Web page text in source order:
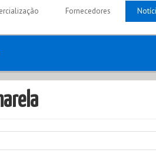
Fornecedores